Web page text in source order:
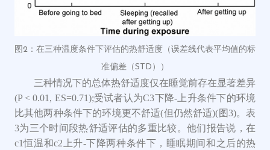
图2： 在三种温度条件下评估的热舒适度（误差线代表平均值的标
准偏差（STD））
三种情况下的总体热舒适度仅在睡觉前存在显著差异
(P < 0.01, ES=0.71);受试者认为C3下降-上升条件下的环境
比其他两种条件下的环境更不舒适(但仍然舒适)(图3)。表
3为三个时间段热舒适评估的多重比较。他们报告说，在
c1恒温和c2 上升-下降两种条件下，睡眠期间和之后的热